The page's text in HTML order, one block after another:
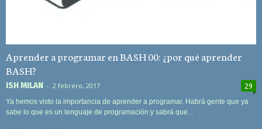
Aprender a programar en BASH 00: ¿por qué aprender
BASH?
ISH MILAN - 2 febrero, 2017 29
Ya hemos visto la importancia de aprender a programar. Habrá gente que ya
sabe lo que es un lenguaje de programación y sabrá que...